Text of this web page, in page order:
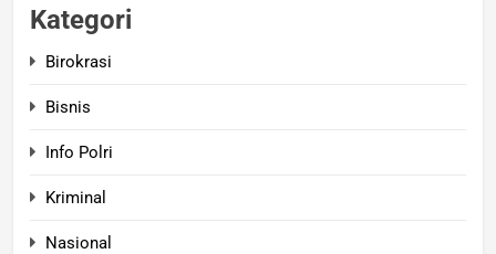
Kategori
Birokrasi
Bisnis
Info Polri
Kriminal
Nasional